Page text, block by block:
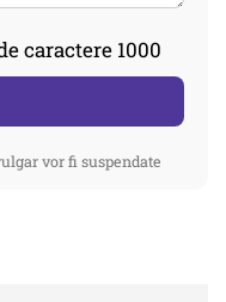
caractere 1000
vor fi suspendate